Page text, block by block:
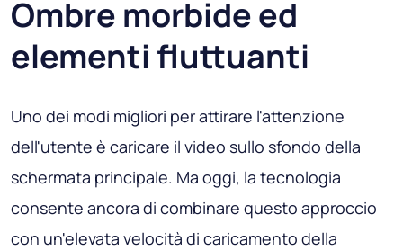
Ombre morbide ed
elementi fluttuanti
Uno dei modi migliori per attirare l'attenzione
dell'utente è caricare il video sullo sfondo della
schermata principale. Ma oggi, la tecnologia
consente ancora di combinare questo approccio
con un'elevata velocità di caricamento della